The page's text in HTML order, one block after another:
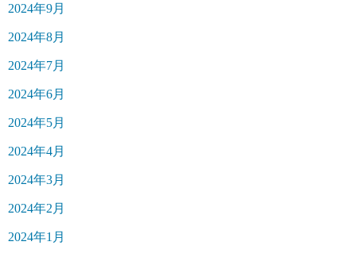
2024年9月
2024年8月
2024年7月
2024年6月
2024年5月
2024年4月
2024年3月
2024年2月
2024年1月